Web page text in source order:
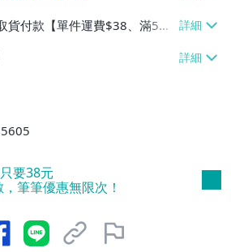
貨付款【單件運費$38、滿5件
免運費】、7-ELEVEN取貨
費】、萊爾富取貨付款【單件
5件或消費滿$1298免運
/貨運【單件運費$120、滿5件
要38元
筆筆優惠無限次！